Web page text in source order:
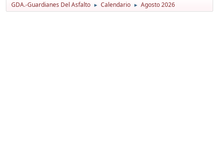
GDA.-Guardianes Del Asfalto ► Calendario ► Agosto 2026